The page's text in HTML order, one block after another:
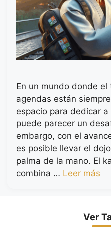
En un mundo donde el
agendas están
espacio para dedicar
puede parecer un
embargo, con el
es posible llevar el
palma de la mano. El
combina … Leer más
Ver